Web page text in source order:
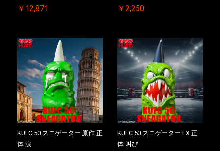
カートへ進む
￥12,871 ￥2,250
KUFC 50 スニゲーター 原作 正
体 涙
KUFC 50 スニゲーター EX 正
体 叫び